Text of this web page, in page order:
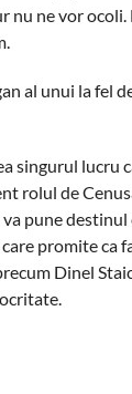
nu ne vor ocoli.
al unui la fel
singurul lucru
rolul de
pune destinul
promite ca
Dinel